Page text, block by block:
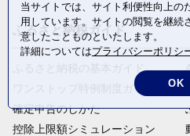
ふるさと納税ガイド
ふるさと納税の基本ガイド
ワンストップ特例制度ガイド
確定申告のしかた
控除上限額シミュレーション
当サイトでは、サイト利便性向上の
用しています。サイトの閲覧を継続
意したことものといたします。
詳細についてはプライバシーポリシ
OK